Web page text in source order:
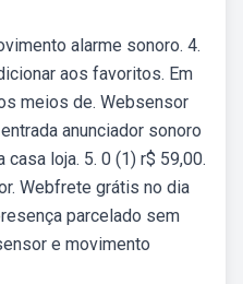
alarme sonoro. 4.
aos favoritos. Em
meios de. Websensor
anunciador sonoro
loja. 5. 0 (1) r$ 59,00.
Webfrete grátis no dia
parcelado sem
e movimento